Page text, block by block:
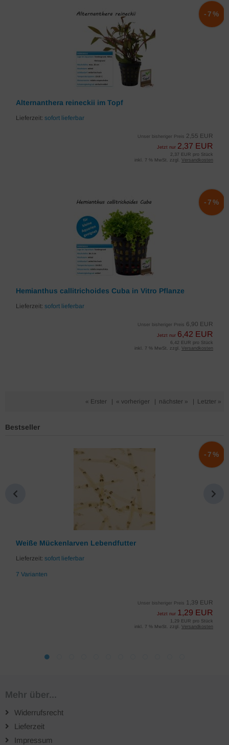
Alternanthera reineckii im Topf
Lieferzeit: sofort lieferbar
Unser bisheriger Preis 2,55 EUR
Jetzt nur 2,37 EUR
-7%
2,37 EUR pro Stück
inkl. 7 % MwSt. zzgl. Versandkosten
Hemianthus callitrichoides Cuba in Vitro Pflanze
Lieferzeit: sofort lieferbar
Unser bisheriger Preis 6,90 EUR
Jetzt nur 6,42 EUR
-7%
6,42 EUR pro Stück
inkl. 7 % MwSt. zzgl. Versandkosten
« Erster « vorheriger nächster » Letzter »
Bestseller
Weiße Mückenlarven Lebendfutter
Lieferzeit: sofort lieferbar
7 Varianten
Unser bisheriger Preis 1,39 EUR
Jetzt nur 1,29 EUR
-7%
1,29 EUR pro Stück
inkl. 7 % MwSt. zzgl. Versandkosten
Mehr über...
Widerrufsrecht
Lieferzeit
Impressum